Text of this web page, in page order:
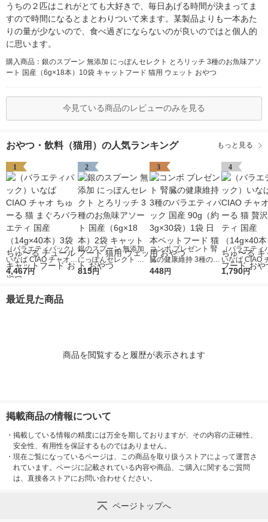
うちの２匹はこれがとても大好きで、毎日あげる時間が決まってま
すので時間になるとまとわりついて来ます。某製品よりも一本あた
りの量が少ないので、食べ過ぎにならないのが良いのではと個人的
に思います。
購入商品：銀のスプーン 無添加 にっぽんセレクト とろリッチ 3種のお魚味アソ
ート 国産（6g×18本）10袋 キャットフード 猫用 ウェット おやつ
今見ている商品のレビューのみを見る
おやつ・飲料（猫用）の人気ランキング もっと見る
1
（バラエティパック）
いなば CIAO チャオ
ちゅーる 猫 まぐろバ
チュール キャットフ
4,467円
2
銀のスプーン 無添加
にっぽんセレクト と
ろリッチ 3種のお魚味
815円
3
コンボ プレゼント 腎
臓の健康維持 3種のバ
ラエティパック 国産
448円
4
（バラエティ
いなば CIAO
ちゅーる 猫
1,790円
最近見た商品
商品を閲覧すると履歴が表示されます
掲載商品の情報について
・ 掲載している情報の精度には万全を期しておりますが、その内容の正確性、
安全性、有用性を保証するものではありません。
・ 現在ご覧になっているページは、この商品を取り扱うストアによって運営さ
れています。ページに記載されている内容や商品、ご購入に関するご質問
は、直接各ストアにお問い合わせください。
ページトップへ